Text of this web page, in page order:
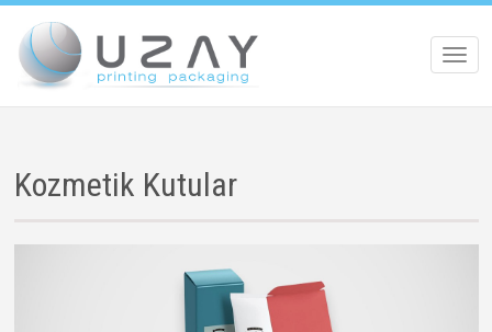
Kozmetik Kutular